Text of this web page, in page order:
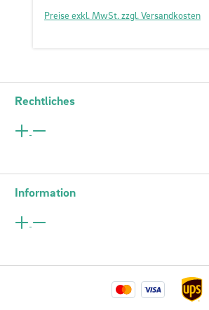
Preise exkl. MwSt. zzgl. Versandkosten
Rechtliches
Information